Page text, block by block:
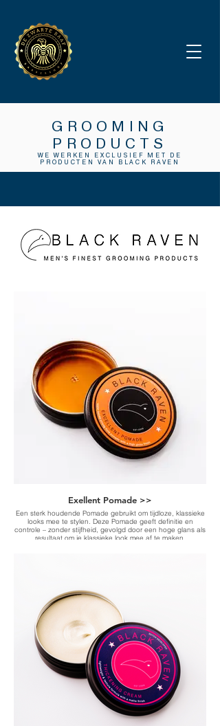
GROOMING
PRODUCTS
WE WERKEN EXCLUSIEF MET DE
PRODUCTEN VAN BLACK RAVEN
Exellent Pomade >>
Een sterk houdende Pomade gebruikt om tijdloze, klassieke
looks mee te stylen. Deze Pomade geeft definitie en
controle – zonder stijfheid, gevolgd door een hoge glans als
resultaat om je klassieke look mee af te maken.